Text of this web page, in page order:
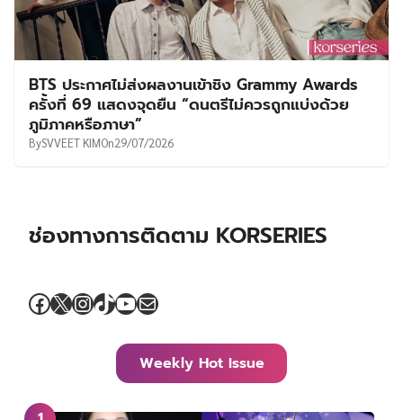
BTS ประกาศไม่ส่งผลงานเข้าชิง Grammy Awards
ครั้งที่ 69 แสดงจุดยืน “ดนตรีไม่ควรถูกแบ่งด้วย
ภูมิภาคหรือภาษา”
BySVVEET KIMOn29/07/2026
ช่องทางการติดตาม KORSERIES
Facebook
X Instagram
TikTok
YouTube
Mail
Weekly Hot Issue